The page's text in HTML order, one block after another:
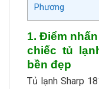
Phương
1. Điểm
chiếc tủ
bền đẹp
Tủ lạnh Sharp